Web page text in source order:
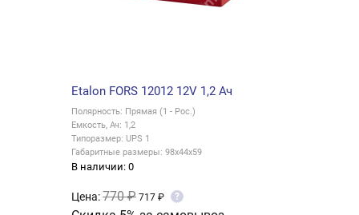
Etalon FORS 12012 12V 1,2 Ач
Полярность: Прямая (1 - Рос.)
Емкость, Ач: 1,2
Типоразмер: UPS 1
Габаритные размеры: 98x44x59
В наличии: 0
Цена:770 ₽ 717 ₽ ?